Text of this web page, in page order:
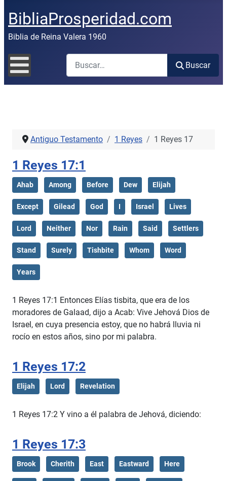
BibliaProsperidad.com
Biblia de Reina Valera 1960
Buscar
Buscar
Antiguo Testamento 1 Reyes 1 Reyes 17
1 Reyes 17:1
Ahab Among Before Dew Elijah
Except Gilead God I Israel Lives
Lord Neither Nor Rain Said Settlers
Stand Surely Tishbite Whom Word
Years
1 Reyes 17:1 Entonces Elías tisbita, que era de los
moradores de Galaad, dijo a Acab: Vive Jehová Dios de
Israel, en cuya presencia estoy, que no habrá lluvia ni
rocío en estos años, sino por mi palabra.
1 Reyes 17:2
Elijah Lord Revelation
1 Reyes 17:2 Y vino a él palabra de Jehová, diciendo:
1 Reyes 17:3
Brook Cherith East Eastward Here